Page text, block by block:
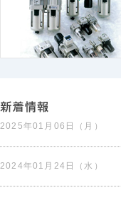
2025年01月06日（月）
2024年01月24日（水）